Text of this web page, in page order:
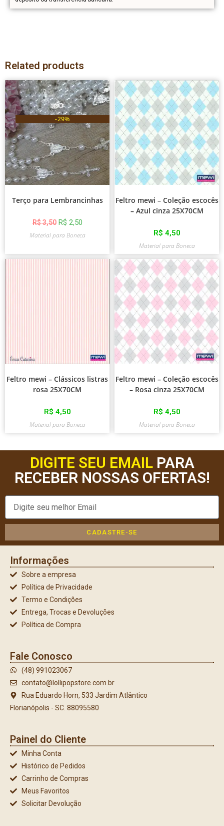
Related products
-29%
Terço para Lembrancinhas
R$3,50 R$ 2,50
Material para Boneca
Feltro mewi – Coleção escocês
– Azul cinza 25X70CM
R$ 4,50
Material para Boneca
Feltro mewi – Clássicos listras
rosa 25X70CM
R$ 4,50
Material para Boneca
Feltro mewi – Coleção escocês
– Rosa cinza 25X70CM
R$ 4,50
Material para Boneca
DIGITE SEU EMAILPARA
RECEBER NOSSAS OFERTAS!
CADASTRE-SE
Informações
Sobre a empresa
Política de Privacidade
Termo e Condições
Entrega, Trocas e Devoluções
Política de Compra
Fale Conosco
(48) 991023067
contato@lollipopstore.com.br
Rua Eduardo Horn, 533 Jardim Atlântico
Florianópolis - SC. 88095580
Painel do Cliente
Minha Conta
Histórico de Pedidos
Carrinho de Compras
Meus Favoritos
Solicitar Devolução